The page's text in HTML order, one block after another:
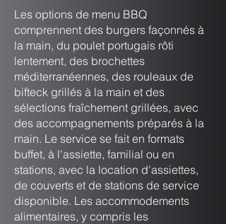
Les options de menu BBQ
comprennent des burgers façonnés à
la main, du poulet portugais rôti
lentement, des brochettes
méditerranéennes, des rouleaux de
bifteck grillés à la main et des
sélections fraîchement grillées, avec
des accompagnements préparés à la
main. Le service se fait en formats
buffet, à l'assiette, familial ou en
stations, avec la location d'assiettes,
de couverts et de stations de service
disponible. Les accommodements
alimentaires, y compris les